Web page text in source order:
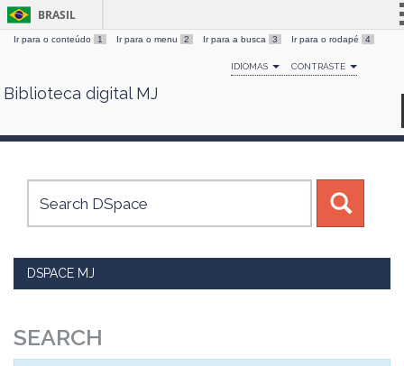
Skip
BRASIL
Simplifique!
Comunica BR
Canais
Ir para o conteúdo 1 Ir para o menu 2 Ir para a busca 3 Ir para o rodapé 4
IDIOMAS CONTRASTE
Biblioteca digital MJ
DSPACE MJ
SEARCH